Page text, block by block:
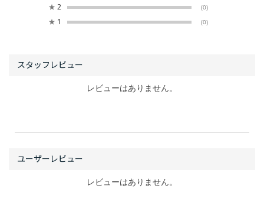
★ 2 (0)
★ 1 (0)
レビューはありません。
レビューはありません。